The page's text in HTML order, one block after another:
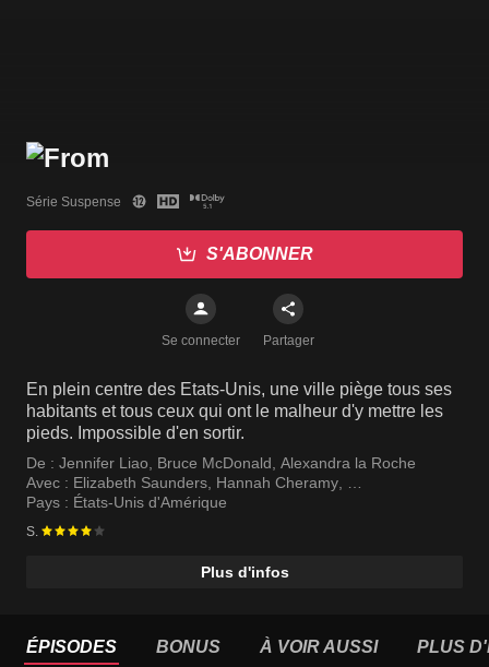
Série Suspense
S'ABONNER
Se connecter Partager
En plein centre des Etats-Unis, une ville piège tous ses
habitants et tous ceux qui ont le malheur d'y mettre les
pieds. Impossible d'en sortir.
De : Jennifer Liao, Bruce McDonald, Alexandra la Roche
Avec : Elizabeth Saunders, Hannah Cheramy,
Catalina Sandino Moreno
Pays : États-Unis d'Amérique
S.
Plus d'infos
ÉPISODES BONUS À VOIR AUSSI PLUS